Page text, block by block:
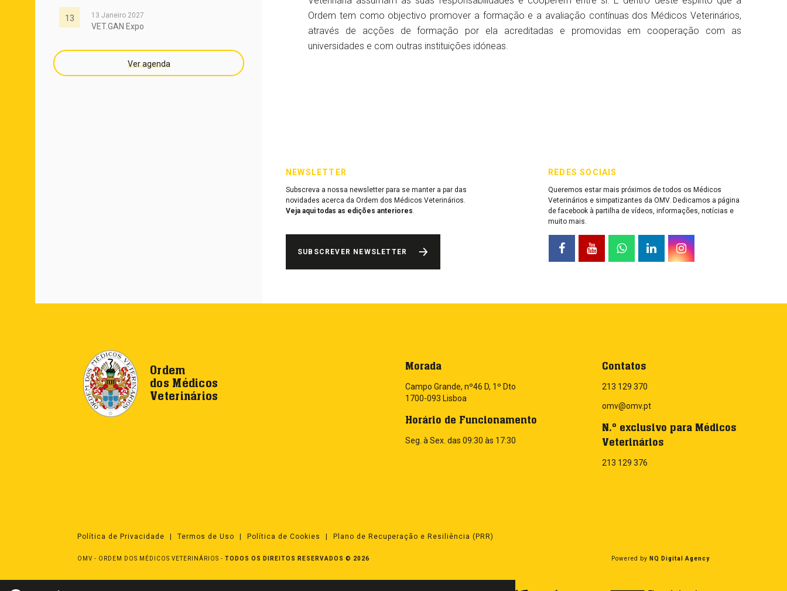
Ordem tem como objectivo promover a formação e a avaliação contínuas dos Médicos Veterinários,
através de acções de formação por ela acreditadas e promovidas em cooperação com as
universidades e com outras instituições idóneas.
NEWSLETTER
Subscreva a nossa newsletter para se manter a par das
novidades acerca da Ordem dos Médicos Veterinários.
Veja aqui todas as edições anteriores.
SUBSCREVER NEWSLETTER
REDES SOCIAIS
Queremos estar mais próximos de todos os Médicos
Veterinários e simpatizantes da OMV. Dedicamos a página
de facebook à partilha de vídeos, informações, notícias e
muito mais.
13 13 Janeiro 2027
VET.GAN Expo
Ver agenda
Ordem
dos Médicos
Veterinários
Morada
Campo Grande, nº46 D, 1º Dto
1700-093 Lisboa
Horário de Funcionamento
Seg. à Sex. das 09:30 às 17:30
Contatos
213 129 370
omv@omv.pt
N.º exclusivo para Médicos
Veterinários
213 129 376
Política de Privacidade Termos de Uso Política de Cookies Plano de Recuperação e Resiliência (PRR)
OMV - ORDEM DOS MÉDICOS VETERINÁRIOS - TODOS OS DIREITOS RESERVADOS © 2026 Powered by NQ Digital Agency